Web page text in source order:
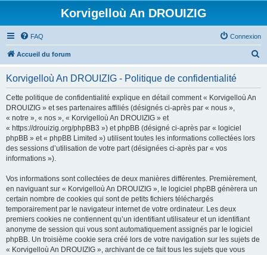
Korvigelloù An DROUIZIG
FAQ Connexion
Accueil du forum
Korvigelloù An DROUIZIG - Politique de confidentialité
Cette politique de confidentialité explique en détail comment « Korvigelloù An
DROUIZIG » et ses partenaires affiliés (désignés ci-après par « nous »,
« notre », « nos », « Korvigelloù An DROUIZIG » et
« https://drouizig.org/phpBB3 ») et phpBB (désigné ci-après par « logiciel
phpBB » et « phpBB Limited ») utilisent toutes les informations collectées lors
des sessions d’utilisation de votre part (désignées ci-après par « vos
informations »).
Vos informations sont collectées de deux manières différentes. Premièrement,
en naviguant sur « Korvigelloù An DROUIZIG », le logiciel phpBB génèrera un
certain nombre de cookies qui sont de petits fichiers téléchargés
temporairement par le navigateur internet de votre ordinateur. Les deux
premiers cookies ne contiennent qu’un identifiant utilisateur et un identifiant
anonyme de session qui vous sont automatiquement assignés par le logiciel
phpBB. Un troisième cookie sera créé lors de votre navigation sur les sujets de
« Korvigelloù An DROUIZIG », archivant de ce fait tous les sujets que vous